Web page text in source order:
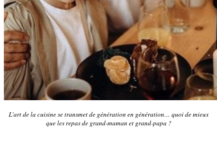
L’art de la cuisine se transmet de génération en génération… quoi de mieux
que les repas de grand-maman et grand-papa ?